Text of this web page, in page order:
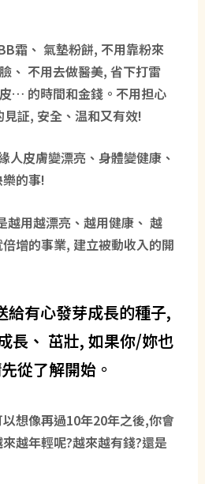
霜、 氣墊粉餅, 不用靠粉來
、 不用去做醫美, 省下打雷
… 的時間和金錢。不用担心
証, 安全、温和又有效!
人皮膚變漂亮、身體變健康、
的事!
越用越漂亮、越用健康、 越
增的事業, 建立被動收入的開
給有心發芽成長的種子,
長、 茁壯, 如果你/妳也
從了解開始。
想像再過10年20年之後,你會
越年輕呢?越來越有錢?還是